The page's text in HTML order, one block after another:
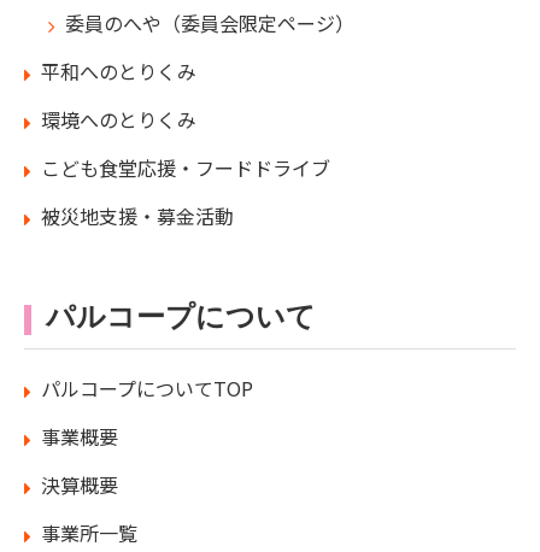
委員のへや（委員会限定ページ）
平和へのとりくみ
環境へのとりくみ
こども食堂応援・フードドライブ
被災地支援・募金活動
パルコープについて
パルコープについてTOP
事業概要
決算概要
事業所一覧